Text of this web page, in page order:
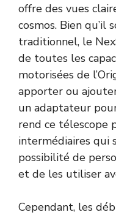
offre des vues
cosmos. Bien qu’il
traditionnel, le
de toutes les
motorisées de
apporter ou
un adaptateur
rend ce télescope
intermédiaires qui
possibilité de
et de les utiliser
Cependant, les